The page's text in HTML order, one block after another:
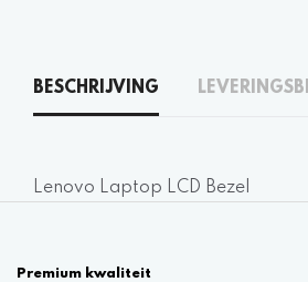
BESCHRIJVING
Lenovo Laptop LCD Bezel
Premium kwaliteit